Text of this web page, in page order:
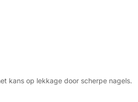
kans op lekkage door scherpe nagels.